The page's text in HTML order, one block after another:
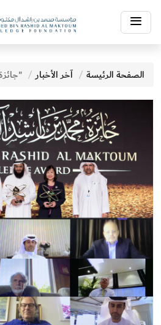
Toggle
navigation
الصفحة الرئيسة آخر الأخبار "جائزة محمد بن